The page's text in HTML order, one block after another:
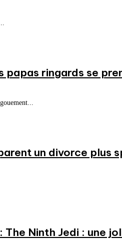
papas ringards se
un divorce plus
Ninth Jedi : une